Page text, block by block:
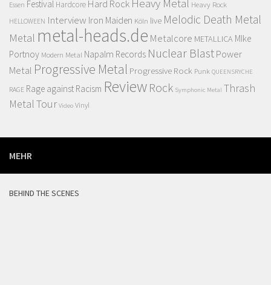
Essen Festival Hardcore Hard Rock Heavy Metal Heavy Rock
HELLOWEEN Interview Iron Maiden Köln live Melodic Death Metal
Metal metal-heads.de Metalcore METALLICA MIke
Portnoy Modern Metal Napalm Records Nuclear Blast Power
Metal Progressive Metal Progressive Rock Punk QUEENSRYCHE
RAGE Rage against Racism Review Rock Symphonic Metal Thrash
MetalTour Video Vinyl
MEHR
BEHIND THE SCENES